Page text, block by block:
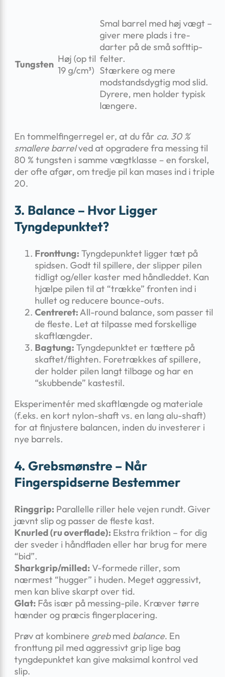
Tungsten Høj (op til
19 g/cm³)
Smal barrel med høj vægt –
giver mere plads i tre-
darter på de små softtip-
felter.
Stærkere og mere
modstandsdygtig mod slid.
Dyrere, men holder typisk
længere.
En tommelfingerregel er, at du får ca. 30 %
smallere barrelved at opgradere fra messing til
80 % tungsten i samme vægtklasse – en forskel,
der ofte afgør, om tredje pil kan mases ind i triple
20.
3. Balance – Hvor Ligger
Tyngdepunktet?
Fronttung:Tyngdepunktet ligger tæt på
spidsen. Godt til spillere, der slipper pilen
tidligt og/eller kaster med håndleddet. Kan
hjælpe pilen til at “trække” fronten ind i
hullet og reducere bounce-outs.
Centreret:All-round balance, som passer til
de fleste. Let at tilpasse med forskellige
skaftlængder.
Bagtung:Tyngdepunktet er tættere på
skaftet/flighten. Foretrækkes af spillere,
der holder pilen langt tilbage og har en
“skubbende” kastestil.
Eksperimentér med skaftlængde og materiale
(f.eks. en kort nylon-shaft vs. en lang alu-shaft)
for at finjustere balancen, inden du investerer i
nye barrels.
4. Grebsmønstre – Når
Fingerspidserne Bestemmer
Ringgrip: Parallelle riller hele vejen rundt. Giver
jævnt slip og passer de fleste kast.
Knurled (ru overflade): Ekstra friktion – for dig
der sveder i håndfladen eller har brug for mere
“bid”.
Sharkgrip/milled: V-formede riller, som
nærmest “hugger” i huden. Meget aggressivt,
men kan blive skarpt over tid.
Glat: Fås især på messing-pile. Kræver tørre
hænder og præcis fingerplacering.
Prøv at kombinere grebmed balance. En
fronttung pil med aggressivt grip lige bag
tyngdepunktet kan give maksimal kontrol ved
slip.